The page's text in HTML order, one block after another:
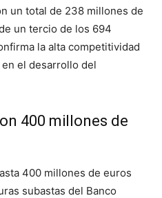
un total de 238 millones de
un tercio de los 694
la alta competitividad
el desarrollo del
400 millones de
400 millones de euros
subastas del Banco